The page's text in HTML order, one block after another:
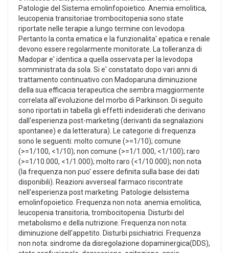
Patologie del Sistema emolinfopoietico. Anemia emolitica,
leucopenia transitoriae trombocitopenia sono state
riportate nelle terapie a lungo termine con levodopa.
Pertanto la conta ematica e la funzionalita' epatica e renale
devono essere regolarmente monitorate. La tolleranza di
Madopar e' identica a quella osservata per la levodopa
somministrata da sola. Si e' constatato dopo vari anni di
trattamento continuativo con Madoparuna diminuzione
della sua efficacia terapeutica che sembra maggiormente
correlata all'evoluzione del morbo di Parkinson. Di seguito
sono riportati in tabella gli effetti indesiderati che derivano
dall'esperienza post-marketing (derivanti da segnalazioni
spontanee) e da letteratura). Le categorie di frequenza
sono le seguenti: molto comune (>=1/10); comune
(>=1/100, <1/10); non comune (>=1/1.000, <1/100); raro
(>=1/10.000, <1/1.000); molto raro (<1/10.000); non nota
(la frequenza non puo' essere definita sulla base dei dati
disponibili). Reazioni avverseal farmaco riscontrate
nell'esperienza post marketing. Patologie delsistema
emolinfopoietico. Frequenza non nota: anemia emolitica,
leucopenia transitoria, trombocitopenia. Disturbi del
metabolismo e della nutrizione. Frequenza non nota:
diminuzione dell'appetito. Disturbi psichiatrici. Frequenza
non nota: sindrome da disregolazione dopaminergica(DDS),